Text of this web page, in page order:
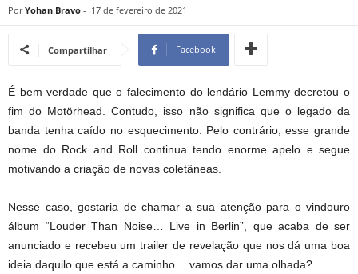
Por Yohan Bravo - 17 de fevereiro de 2021
Compartilhar Facebook
É bem verdade que o falecimento do lendário Lemmy decretou o
fim do Motörhead. Contudo, isso não significa que o legado da
banda tenha caído no esquecimento. Pelo contrário, esse grande
nome do Rock and Roll continua tendo enorme apelo e segue
motivando a criação de novas coletâneas.
Nesse caso, gostaria de chamar a sua atenção para o vindouro
álbum “Louder Than Noise… Live in Berlin”, que acaba de ser
anunciado e recebeu um trailer de revelação que nos dá uma boa
ideia daquilo que está a caminho… vamos dar uma olhada?